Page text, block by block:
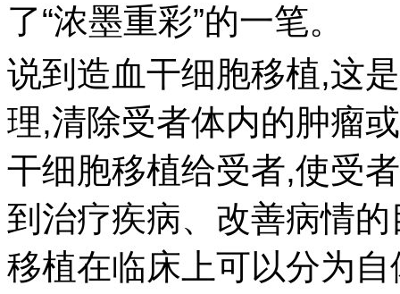
了“浓墨重彩”的一笔。
说到造血干细胞移植,这
理,清除受者体内的肿瘤
干细胞移植给受者,使受
到治疗疾病、改善病情
移植在临床上可以分为